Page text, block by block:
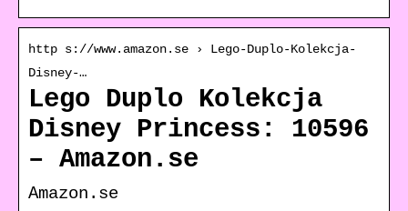
http s://www.amazon.se › Lego-Duplo-Kolekcja-
Disney-…
Lego Duplo Kolekcja
Disney Princess: 10596
– Amazon.se
Amazon.se